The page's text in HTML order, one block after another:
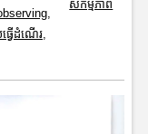
,
វើដំណើរ,
សកម្មភាព